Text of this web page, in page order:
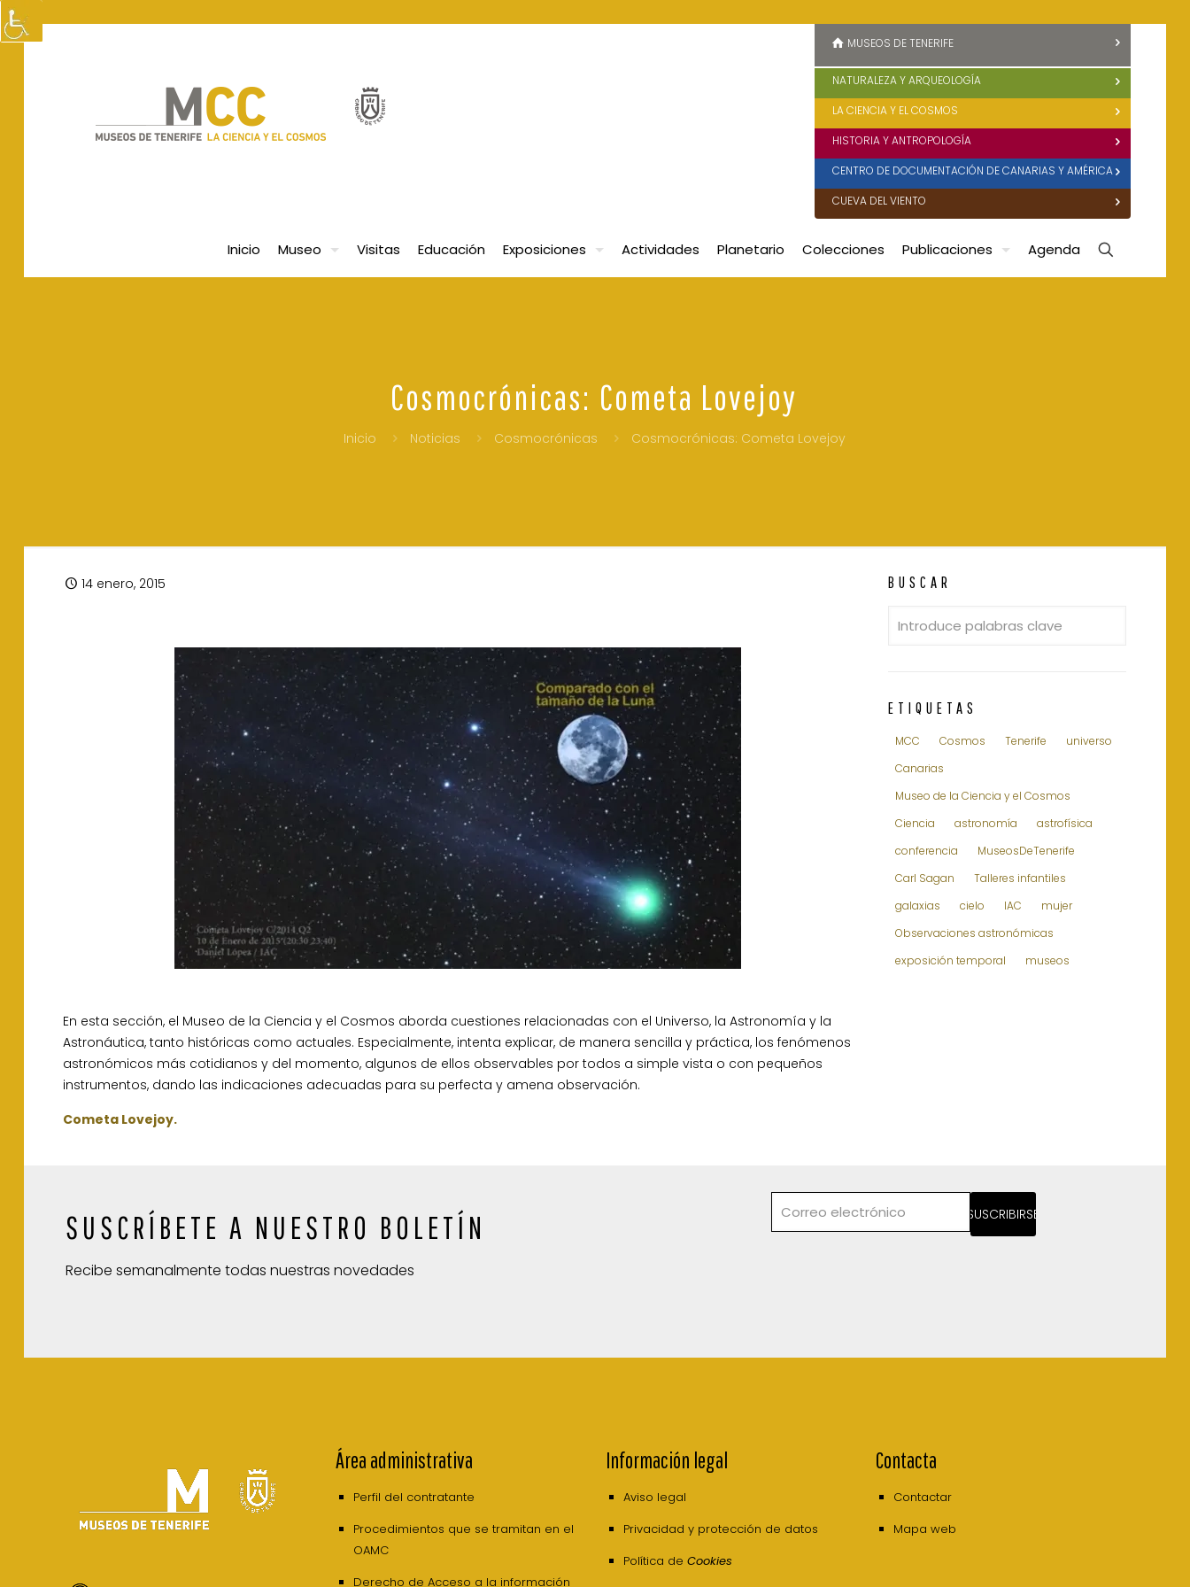
Inicio Museo Visitas Educación Exposiciones Actividades Planetario Colecciones Publicaciones Agenda
MUSEOS DE TENERIFE
NATURALEZA Y ARQUEOLOGÍA
LA CIENCIA Y EL COSMOS
HISTORIA Y ANTROPOLOGÍA
CENTRO DE DOCUMENTACIÓN DE CANARIAS Y AMÉRICA
CUEVA DEL VIENTO
Cosmocrónicas: Cometa Lovejoy
Inicio Noticias Cosmocrónicas Cosmocrónicas: Cometa Lovejoy
14 enero, 2015
En esta sección, el Museo de la Ciencia y el Cosmos aborda cuestiones relacionadas con el Universo, la Astronomía y la
Astronáutica, tanto históricas como actuales. Especialmente, intenta explicar, de manera sencilla y práctica, los fenómenos
astronómicos más cotidianos y del momento, algunos de ellos observables por todos a simple vista o con pequeños
instrumentos, dando las indicaciones adecuadas para su perfecta y amena observación.
Cometa Lovejoy.
BUSCAR
ETIQUETAS
MCC Cosmos Tenerife
universo
Canarias
Museo de la Ciencia y el Cosmos
Ciencia
astronomía
astrofísica
conferencia
MuseosDeTenerife
Carl Sagan
Talleres infantiles
galaxias
cielo IAC
mujer
Observaciones astronómicas
exposición temporal
museos
SUSCRÍBETE A NUESTRO BOLETÍN
Recibe semanalmente todas nuestras novedades
SUSCRIBIRSE
Área administrativa
Perfil del contratante
Procedimientos que se tramitan en el
OAMC
Derecho de Acceso a la información
Información legal
Aviso legal
Privacidad y protección de datos
Política de Cookies
Contacta
Contactar
Mapa web